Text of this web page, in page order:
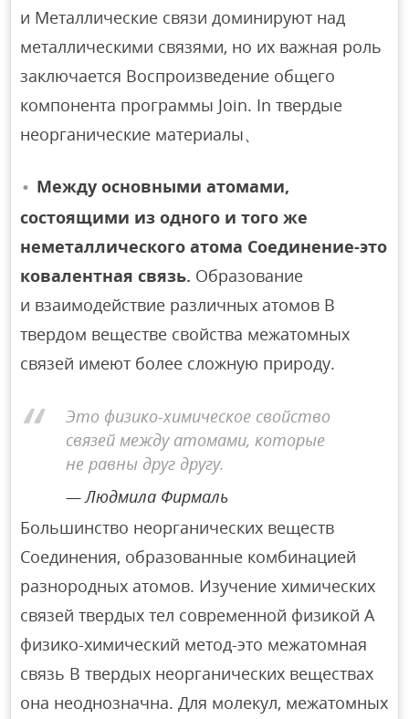
и Металлические связи доминируют над
металлическими связями, но их важная роль
заключается Воспроизведение общего
компонента программы Join. In твердые
неорганические материалы、
Между основными атомами,
состоящими из одного и того же
неметаллического атома Соединение-это
ковалентная связь. Образование
и взаимодействие различных атомов В
твердом веществе свойства межатомных
связей имеют более сложную природу.
Это физико-химическое свойство
связей между атомами, которые
не равны друг другу.
Людмила Фирмаль
Большинство неорганических веществ
Соединения, образованные комбинацией
разнородных атомов. Изучение химических
связей твердых тел современной физикой А
физико-химический метод-это межатомная
связь В твердых неорганических веществах
она неоднозначна. Для молекул, межатомных